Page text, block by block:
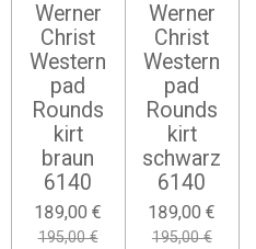
Werner
Christ
Western
pad
Rounds
kirt
braun
6140
189,00 €
195,00 €
Werner
Christ
Western
pad
Rounds
kirt
schwarz
6140
189,00 €
195,00 €